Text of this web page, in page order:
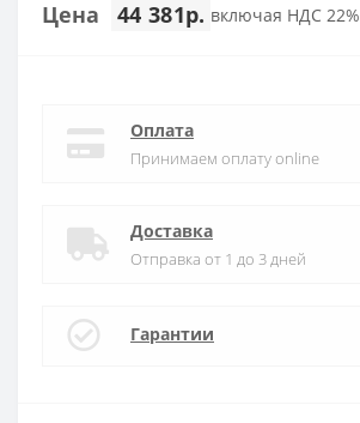
Цена 44 381р. включая НДС 22%
Оплата
Принимаем оплату online
Доставка
Отправка от 1 до 3 дней
Гарантии